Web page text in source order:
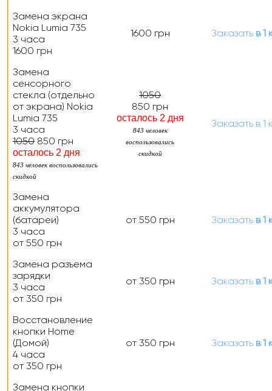
Замена экрана
Nokia Lumia 735
3 часа
1600 грн
1600 грн Заказатьв 1
Замена
сенсорного
стекла (отдельно
от экрана) Nokia
Lumia 735
3 часа
1050 850 грн
осталось 2 дня
843 человек воспользовались
скидкой
1050
850 грн
осталось 2 дня
843 человек
воспользовались
скидкой
Заказатьв 1
Замена
аккумулятора
(батареи)
3 часа
от 550 грн
от 550 грн Заказатьв 1
Замена разъема
зарядки
3 часа
от 350 грн
от 350 грн Заказатьв 1
Восстановление
кнопки Home
(Домой)
4 часа
от 350 грн
от 350 грн Заказатьв 1
Замена кнопки